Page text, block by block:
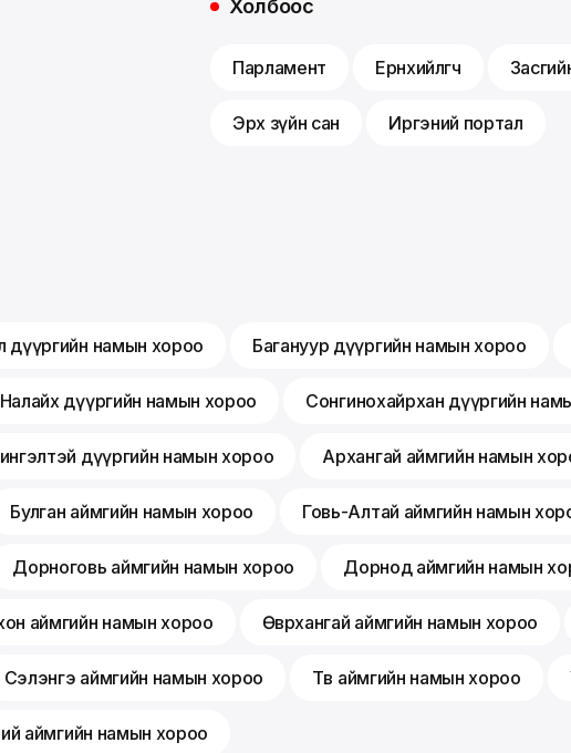
Холбоос
Парламент Ерөнхийлөгч
Эрх зүйн сан Иргэний портал
дүүргийн намын хороо Багануур дүүргийн намын хороо
Налайх дүүргийн намын хороо Сонгинохайрхан дүүргийн
дүүргийн намын хороо Архангай аймгийн намын
Булган аймгийн намын хороо Говь-Алтай аймгийн намын
Дорноговь аймгийн намын хороо Дорнод аймгийн намын
аймгийн намын хороо Өвөрхангай аймгийн намын хороо
Сэлэнгэ аймгийн намын хороо Төв аймгийн намын хороо
аймгийн намын хороо